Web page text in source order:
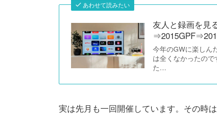
あわせて読みたい
友人と録画を見
今年のGWに楽しん
は全くなかったの
た…
実は先月も一回開催しています。その時